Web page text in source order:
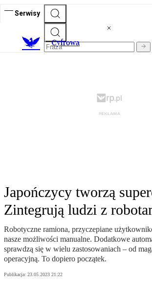
Serwisy
Cyfrowa
Japończycy tworzą
Zintegrują ludzi z
Robotyczne ramiona, przyczepiane
nasze możliwości manualne. Dodatkowe
sprawdzą się w wielu zastosowaniach – od
operacyjną. To dopiero początek.
Publikacja: 23.05.2023 21:22